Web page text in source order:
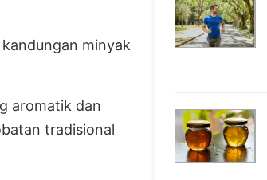
minyak
aromatik dan
tradisional